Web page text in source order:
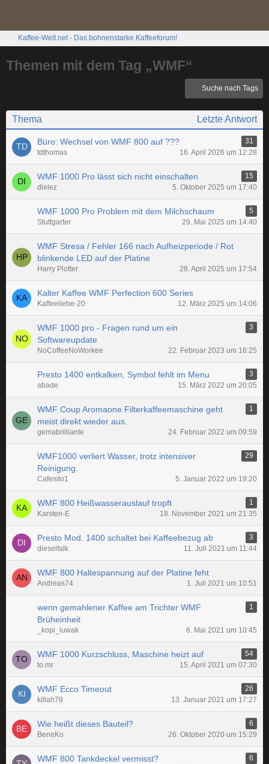
Kaffee-Welt.net - Das bohnenstarke Kaffeeforum!
Themen mit dem Tag „WMF“
Suche nach Tags
Thema Letzte Antwort
Büro: Wechsel von WMF 800 auf ???
31
tdthomas
16. April 2026 um 12:28
WMF 1000 Pro lässt sich nicht einschalten
15
dielez
5. Oktober 2025 um 17:40
WMF 1000 Pro Problem mit dem Milchschaum
5
Stuttgarter
29. Mai 2025 um 14:40
WMF Stresa / Fehler 166 nach Aufheizperiode / Rot
blinkende LED auf der Platine
Harry Plotter 28. April 2025 um 17:54
Kalter Kaffee WMF Perfection 600 Series
Kaffeeliebe-20 12. März 2025 um 14:06
WMF 1000 pro - Fragen rund um ein
Softwareupdate
3
NoCoffeeNoWorkee 22. Februar 2023 um 16:25
Presto 1400 entkalken, Symbol fehlt im Menu
3
abade
15. März 2022 um 20:05
WMF Coup Aromaone Filterkaffeemaschine geht
meist direkt wieder aus.
1
gemabrilliante 24. Februar 2022 um 09:59
WMF1000 verliert Wasser, trotz intensiver
Reinigung.
29
Cafesito1 5. Januar 2022 um 19:20
WMF 800 Heißwasserauslauf tropft
1
Karsten-E
18. November 2021 um 21:35
Presto Mod. 1400 schaltet bei Kaffeebezug ab
3
dieselfalk
11. Juli 2021 um 11:44
WMF 800 Haltespannung auf der Platine feht
Andreas74 1. Juli 2021 um 10:51
wenn gemahlener Kaffee am Trichter WMF
Brüheinheit
1
_kopi_luwak 6. Mai 2021 um 10:45
WMF 1000 Kurzschluss, Maschine heizt auf
54
to.mr
15. April 2021 um 07:30
WMF Ecco Timeout
26
killah78
13. Januar 2021 um 17:27
Wie heißt dieses Bauteil?
6
BeneKo
26. Oktober 2020 um 15:29
WMF 800 Tankdeckel vermisst?
6